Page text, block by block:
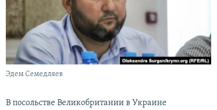
ПОБЕДИТЕЛЕЙ НЕ СУДЯТ?
КРЫМ.НЕПОКОРЕННЫЙ
ELIFBE
УКРАИНСКАЯ ПРОБЛЕМА КРЫМА
ПРИСОЕДИНЯЙТЕСЬ!
Все сайты RFE/RL
Эдем Семедляев
В посольстве Великобритании в Украине